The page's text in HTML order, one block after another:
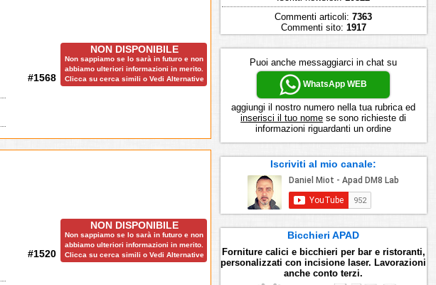
#1568
NON DISPONIBILE
Non sappiamo se lo sarà in futuro e non
abbiamo ulteriori informazioni in merito.
Clicca su cerca simili o Vedi Alternative
#1520
NON DISPONIBILE
Non sappiamo se lo sarà in futuro e non
abbiamo ulteriori informazioni in merito.
Clicca su cerca simili o Vedi Alternative
Commenti articoli:7363
Commenti sito: 1917
Puoi anche messaggiarci in chat su
WhatsApp WEB
aggiungi il nostro numero nella tua rubrica ed
inserisci il tuo nome se sono richieste di
informazioni riguardanti un ordine
Iscriviti al mio canale:
Bicchieri APAD
Forniture calici e bicchieri per bar e ristoranti,
personalizzati con incisione laser. Lavorazioni
anche conto terzi.